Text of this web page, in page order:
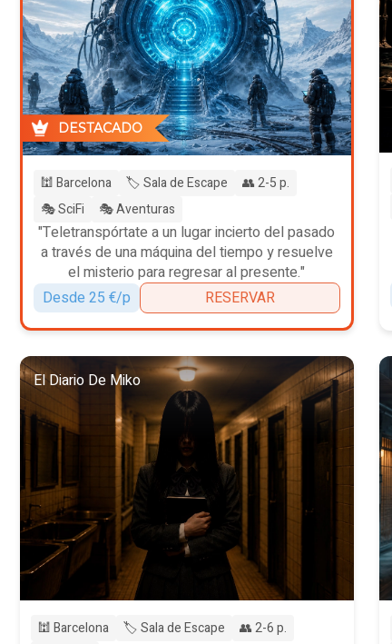
DESTACADO
🕍 Barcelona 🏷️ Sala de Escape
👥 2-5 p.
🎭 SciFi
🎭 Aventuras
"Teletranspórtate a un lugar incierto del pasado
a través de una máquina del tiempo y resuelve
el misterio para regresar al presente."
Desde 25 €/p
RESERVAR
El Diario De Miko
🕍 Barcelona 🏷️ Sala de Escape
👥 2-6 p.